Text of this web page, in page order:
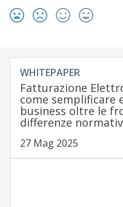
WHITEPAPER
Fatturazione
come semplificare
business oltre le
differenze
27 Mag 2025